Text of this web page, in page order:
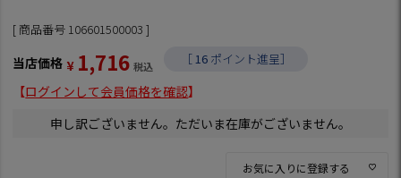
商品番号 106601500003
当店価格 ¥ 1,716 税込 ［16 ポイント進呈］
【ログインして会員価格を確認】
申し訳ございません。ただいま在庫がございません。
お気に入りに登録する